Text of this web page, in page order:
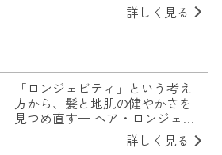
詳しく見る
「ロンジェビティ」という考え
方から、髪と地肌の健やかさを
見つめ直す— ヘア・ロンジェビ
詳しく見る